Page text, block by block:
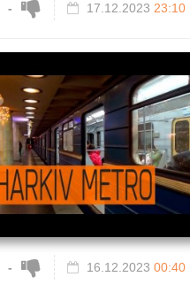
- 17.12.2023 23:10
- 16.12.2023 00:40